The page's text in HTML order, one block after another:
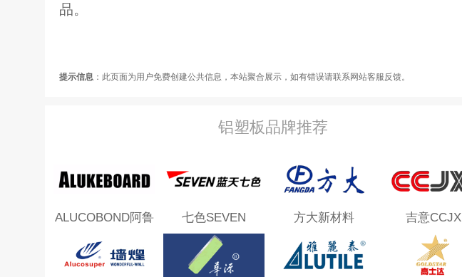
品。
提示信息 ：此页面为用户免费创建公共信息，本站聚合展示，如有错误请联系网站客服反馈。
铝塑板品牌推荐
ALUCOBOND阿鲁
七色SEVEN 方大新材料 吉意CCJX